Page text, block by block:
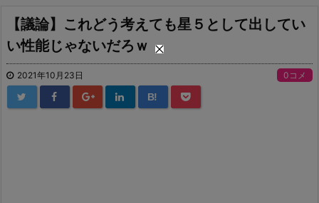
【議論】これどう考えても星５として出してい
い性能じゃないだろｗ
2021年10月23日 0コメ
B!